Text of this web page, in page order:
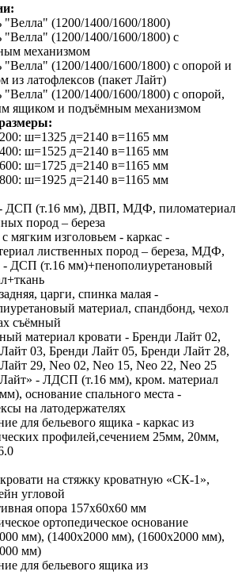
"Велла" (1200/1400/1600/1800)
"Велла" (1200/1400/1600/1800) с
механизмом
"Велла" (1200/1400/1600/1800) с опорой и
из латофлексов (пакет Лайт)
"Велла" (1200/1400/1600/1800) с опорой,
ящиком и подъёмным механизмом
ш=1325 д=2140 в=1165 мм
ш=1525 д=2140 в=1165 мм
ш=1725 д=2140 в=1165 мм
ш=1925 д=2140 в=1165 мм
- ДСП (т.16 мм), ДВП, МДФ, пиломатериал
пород – береза
мягким изголовьем - каркас -
лиственных пород – береза, МДФ,
- ДСП (т.16 мм)+пенополиуретановый
царги, спинка малая -
материал, спандбонд, чехол
съёмный
материал кровати - Бренди Лайт 02,
03, Бренди Лайт 05, Бренди Лайт 28,
29, Neo 02, Neo 15, Neo 22, Neo 25
- ЛДСП (т.16 мм), кром. материал
основание спального места -
на латодержателях
для бельевого ящика - каркас из
профилей,сечением 25мм, 20мм,
на стяжку кроватную «СК-1»,
угловой
опора 157х60х60 мм
ортопедическое основание
мм), (1400х2000 мм), (1600х2000 мм),
мм)
для бельевого ящика из